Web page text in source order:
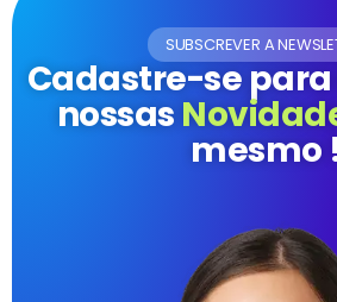
SUBSCREVER A
Cadastre-se
nossas
mesmo